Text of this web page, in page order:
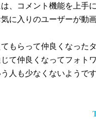
、コメント機能を上手
に入りのユーザーが動
もらって仲良くなった
て仲良くなってフォト
人も少なくないようです